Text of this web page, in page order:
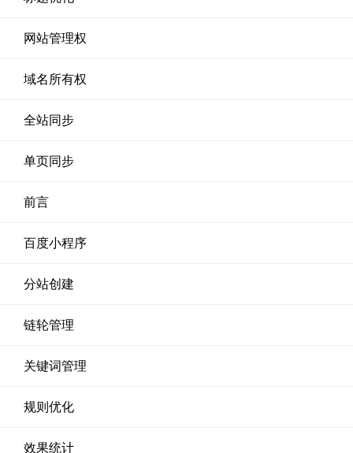
网站管理权
域名所有权
全站同步
单页同步
前言
百度小程序
分站创建
链轮管理
关键词管理
规则优化
效果统计